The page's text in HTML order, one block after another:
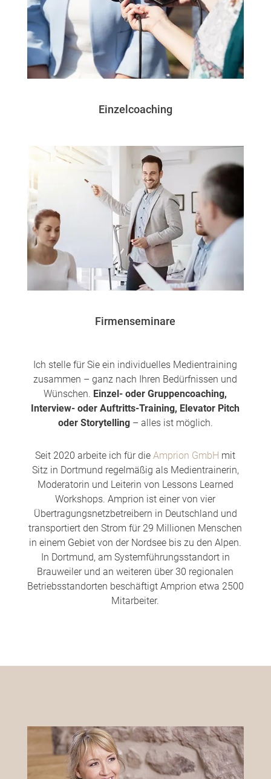
Einzelcoaching
Firmenseminare
Ich stelle für Sie ein individuelles Medientraining
zusammen – ganz nach Ihren Bedürfnissen und
Wünschen. Einzel- oder Gruppencoaching,
Interview- oder Auftritts-Training, Elevator Pitch
oder Storytelling– alles ist möglich.
Seit 2020 arbeite ich für dieAmprion GmbH mit
Sitz in Dortmund regelmäßig als Medientrainerin,
Moderatorin und Leiterin von Lessons Learned
Workshops. Amprion ist einer von vier
Übertragungsnetzbetreibern in Deutschland und
transportiert den Strom für 29 Millionen Menschen
in einem Gebiet von der Nordsee bis zu den Alpen.
In Dortmund, am Systemführungsstandort in
Brauweiler und an weiteren über 30 regionalen
Betriebsstandorten beschäftigt Amprion etwa 2500
Mitarbeiter.